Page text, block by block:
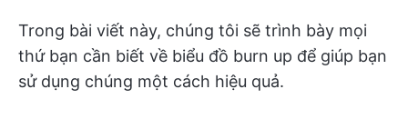
Trong bài viết này, chúng tôi sẽ trình bày mọi
thứ bạn cần biết về biểu đồ burn up để giúp bạn
sử dụng chúng một cách hiệu quả.